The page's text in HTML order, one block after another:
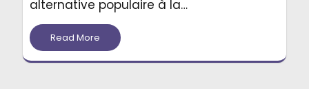
alternative populaire à la…
Read More